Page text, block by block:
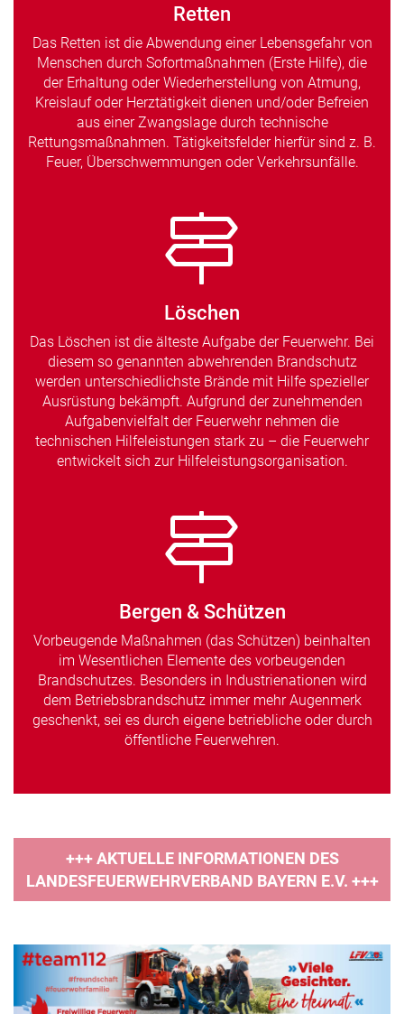
Retten
Das Retten ist die Abwendung einer Lebensgefahr von
Menschen durch Sofortmaßnahmen (Erste Hilfe), die
der Erhaltung oder Wiederherstellung von Atmung,
Kreislauf oder Herztätigkeit dienen und/oder Befreien
aus einer Zwangslage durch technische
Rettungsmaßnahmen. Tätigkeitsfelder hierfür sind z. B.
Feuer, Überschwemmungen oder Verkehrsunfälle.
Löschen
Das Löschen ist die älteste Aufgabe der Feuerwehr. Bei
diesem so genannten abwehrenden Brandschutz
werden unterschiedlichste Brände mit Hilfe spezieller
Ausrüstung bekämpft. Aufgrund der zunehmenden
Aufgabenvielfalt der Feuerwehr nehmen die
technischen Hilfeleistungen stark zu – die Feuerwehr
entwickelt sich zur Hilfeleistungsorganisation.
Bergen & Schützen
Vorbeugende Maßnahmen (das Schützen) beinhalten
im Wesentlichen Elemente des vorbeugenden
Brandschutzes. Besonders in Industrienationen wird
dem Betriebsbrandschutz immer mehr Augenmerk
geschenkt, sei es durch eigene betriebliche oder durch
öffentliche Feuerwehren.
+++ AKTUELLE INFORMATIONEN DES
LANDESFEUERWEHRVERBAND BAYERN E.V. +++